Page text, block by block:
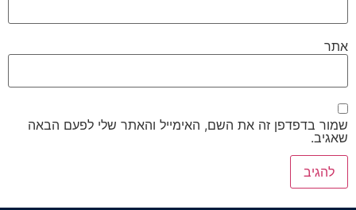
אתר
שמור בדפדפן זה את השם, האימייל והאתר שלי לפעם הבאה
שאגיב.